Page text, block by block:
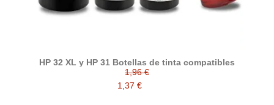
HP 32 XL y HP 31 Botellas de tinta compatibles
1,96 €
1,37 €